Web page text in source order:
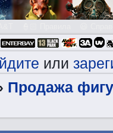
или
Продажа